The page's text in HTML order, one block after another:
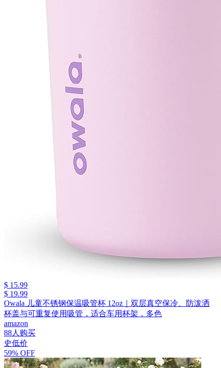
$ 15.99
$ 19.99
Owala 儿童不锈钢保温吸管杯 12oz｜双层真空保冷、防泼洒
杯盖与可重复使用吸管，适合车用杯架，多色
amazon
88人购买
史低价
59% OFF